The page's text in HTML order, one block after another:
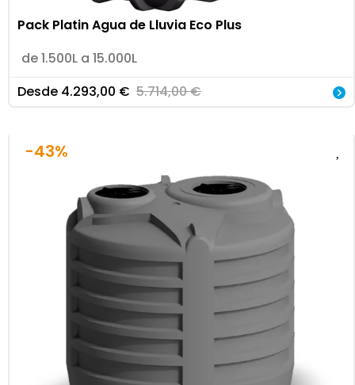
Pack Platin Agua de Lluvia Eco Plus
de 1.500L a 15.000L
Desde 4.293,00 € 5.714,00€
-43%